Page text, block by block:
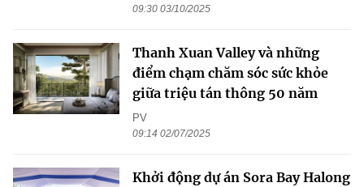
09:30 03/10/2025
Thanh Xuan Valley và những
điểm chạm chăm sóc sức khỏe
giữa triệu tán thông 50 năm
PV
09:14 02/07/2025
Khởi động dự án Sora Bay Halong